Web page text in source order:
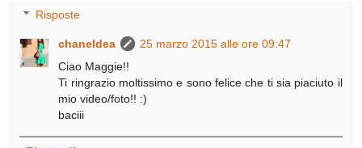
Risposte
chaneldea
25 marzo 2015 alle ore 09:47
Ciao Maggie!!
Ti ringrazio moltissimo e sono felice che ti sia piaciuto il
mio video/foto!! :)
baciii